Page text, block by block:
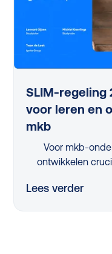
maakt
SLIM-regeling
voor leren en
mkb
Voor mkb-
ontwikkelen
flinke uitdaging.
Lees verder